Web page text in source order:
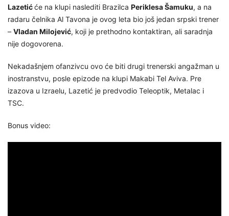
Lazetićće na klupi naslediti Brazilca Periklesa Šamuku, a na
radaru čelnika Al Tavona je ovog leta bio još jedan srpski trener
– Vladan Milojević, koji je prethodno kontaktiran, ali saradnja
nije dogovorena.
Nekadašnjem ofanzivcu ovo će biti drugi trenerski angažman u
inostranstvu, posle epizode na klupi Makabi Tel Aviva. Pre
izazova u Izraelu, Lazetić je predvodio Teleoptik, Metalac i
TSC.
Bonus video: